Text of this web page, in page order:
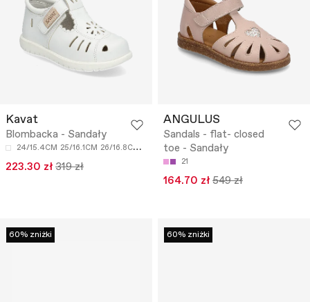
Kavat
Blombacka - Sandały
24/15.4CM 25/16.1CM 26/16.8CM 27/17.5CM 28/18.2CM
223.30 zł 319 zł
ANGULUS
Sandals - flat- closed
toe - Sandały
21
164.70 zł 549 zł
60% zniżki 60% zniżki